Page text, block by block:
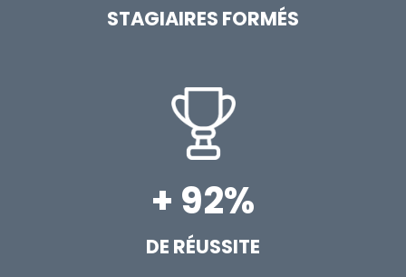
STAGIAIRES FORMÉS
+ 92%
DE RÉUSSITE